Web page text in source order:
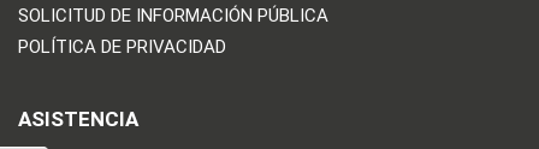
SOLICITUD DE INFORMACIÓN PÚBLICA
POLÍTICA DE PRIVACIDAD
ASISTENCIA